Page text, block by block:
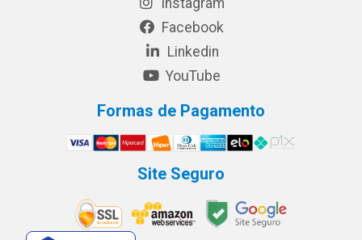
Facebook
Linkedin
YouTube
Formas de Pagamento
Site Seguro